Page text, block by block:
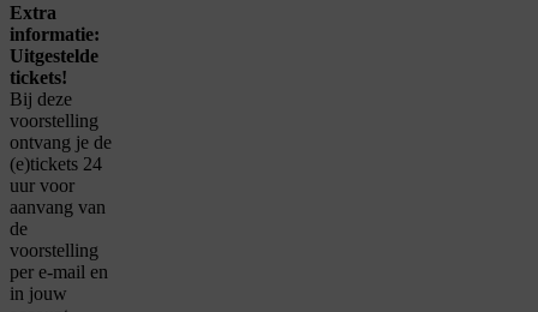
Extra
informatie:
Uitgestelde
tickets!
Bij deze
voorstelling
ontvang je de
(e)tickets 24
uur voor
aanvang van
de
voorstelling
per e-mail en
in jouw